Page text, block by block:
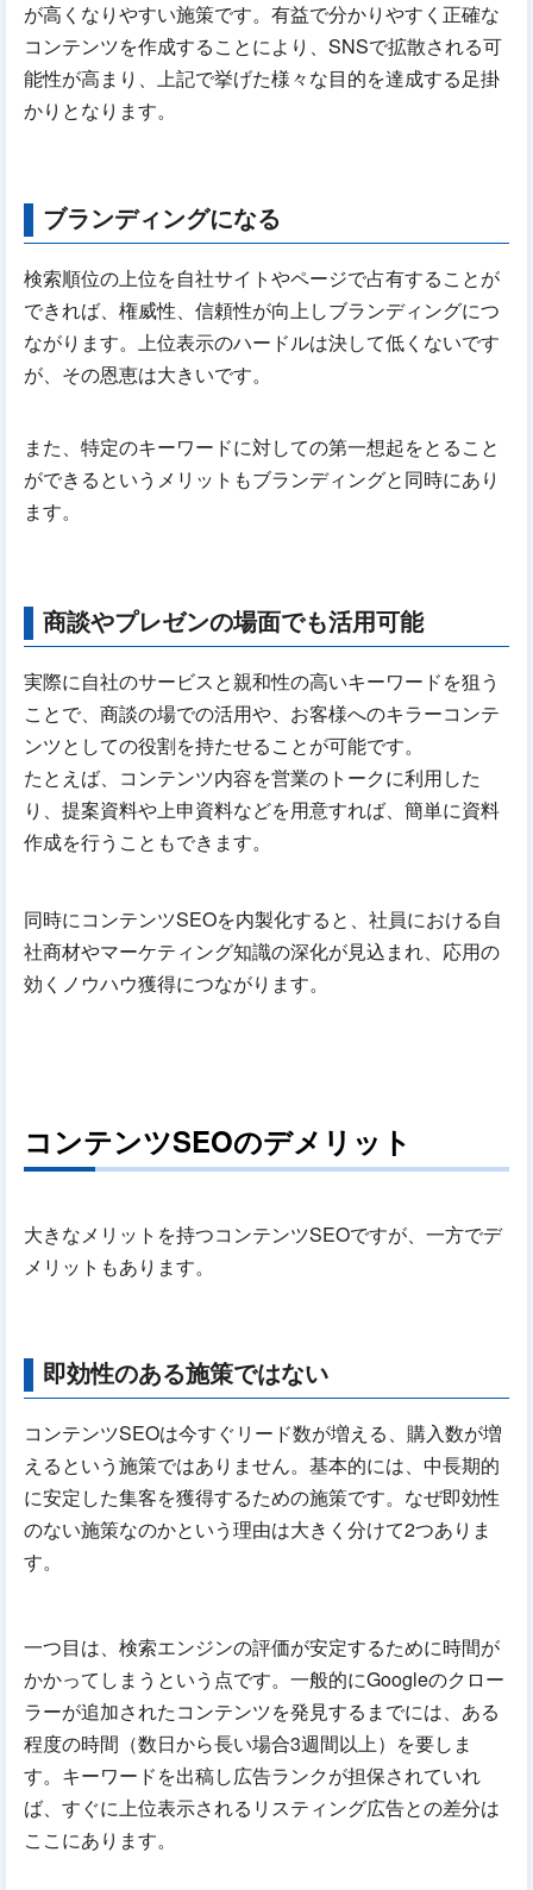
が高くなりやすい施策です。有益で分かりやすく正確な
コンテンツを作成することにより、SNSで拡散される可
能性が高まり、上記で挙げた様々な目的を達成する足掛
かりとなります。
ブランディングになる
検索順位の上位を自社サイトやページで占有することが
できれば、権威性、信頼性が向上しブランディングにつ
ながります。上位表示のハードルは決して低くないです
が、その恩恵は大きいです。
また、特定のキーワードに対しての第一想起をとること
ができるというメリットもブランディングと同時にあり
ます。
商談やプレゼンの場面でも活用可能
実際に自社のサービスと親和性の高いキーワードを狙う
ことで、商談の場での活用や、お客様へのキラーコンテ
ンツとしての役割を持たせることが可能です。
たとえば、コンテンツ内容を営業のトークに利用した
り、提案資料や上申資料などを用意すれば、簡単に資料
作成を行うこともできます。
同時にコンテンツSEOを内製化すると、社員における自
社商材やマーケティング知識の深化が見込まれ、応用の
効くノウハウ獲得につながります。
コンテンツSEOのデメリット
大きなメリットを持つコンテンツSEOですが、一方でデ
メリットもあります。
即効性のある施策ではない
コンテンツSEOは今すぐリード数が増える、購入数が増
えるという施策ではありません。基本的には、中長期的
に安定した集客を獲得するための施策です。なぜ即効性
のない施策なのかという理由は大きく分けて2つありま
す。
一つ目は、検索エンジンの評価が安定するために時間が
かかってしまうという点です。一般的にGoogleのクロー
ラーが追加されたコンテンツを発見するまでには、ある
程度の時間（数日から長い場合3週間以上）を要しま
す。キーワードを出稿し広告ランクが担保されていれ
ば、すぐに上位表示されるリスティング広告との差分は
ここにあります。